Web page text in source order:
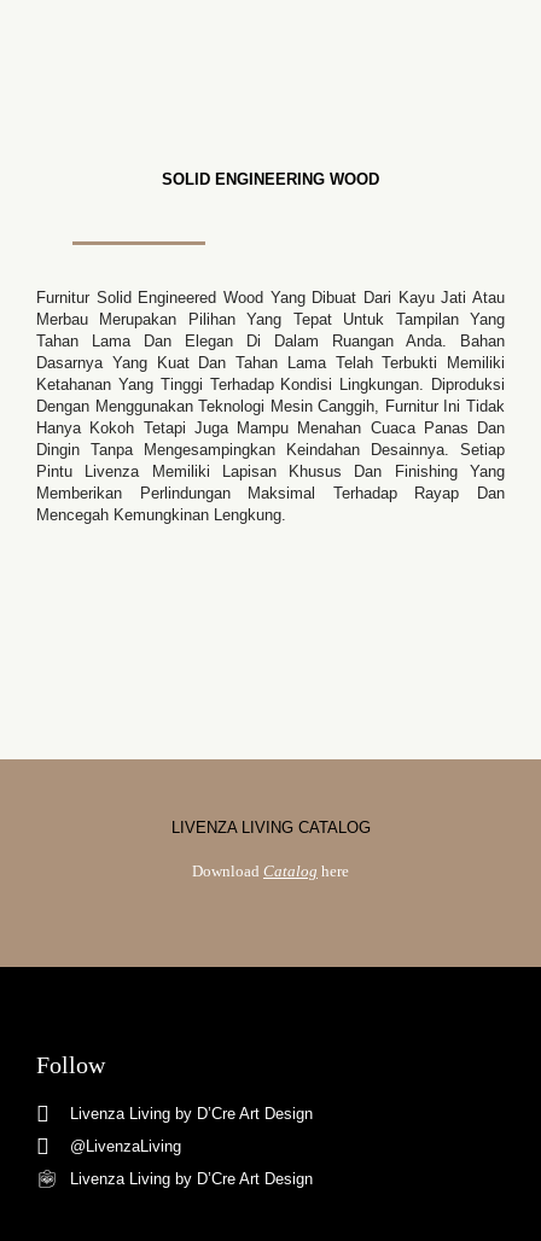
SOLID ENGINEERING WOOD
Furnitur Solid Engineered Wood Yang Dibuat Dari Kayu Jati Atau
Merbau Merupakan Pilihan Yang Tepat Untuk Tampilan Yang
Tahan Lama Dan Elegan Di Dalam Ruangan Anda. Bahan
Dasarnya Yang Kuat Dan Tahan Lama Telah Terbukti Memiliki
Ketahanan Yang Tinggi Terhadap Kondisi Lingkungan. Diproduksi
Dengan Menggunakan Teknologi Mesin Canggih, Furnitur Ini Tidak
Hanya Kokoh Tetapi Juga Mampu Menahan Cuaca Panas Dan
Dingin Tanpa Mengesampingkan Keindahan Desainnya. Setiap
Pintu Livenza Memiliki Lapisan Khusus Dan Finishing Yang
Memberikan Perlindungan Maksimal Terhadap Rayap Dan
Mencegah Kemungkinan Lengkung.
LIVENZA LIVING CATALOG
Download Catalog here
Follow
Livenza Living by D’Cre Art Design
@LivenzaLiving
Livenza Living by D’Cre Art Design